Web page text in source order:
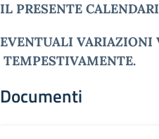
IL PRESENTE
EVENTUALI VARIAZIONI
TEMPESTIVAMENTE.
Documenti